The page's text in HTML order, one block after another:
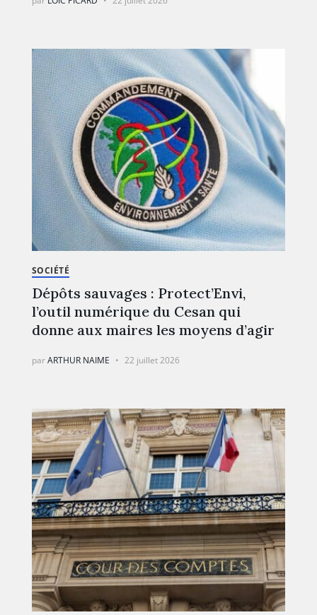
SOCIÉTÉ
Dépôts sauvages : Protect’Envi,
l’outil numérique du Cesan qui
donne aux maires les moyens d’agir
parARTHUR NAIME 22 juillet 2026